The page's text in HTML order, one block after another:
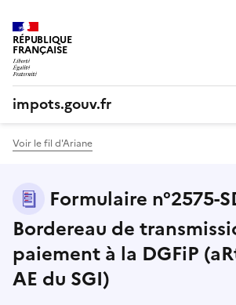
RÉPUBLIQUE
FRANÇAISE
impots.gouv.fr
Voir le fil d'Ariane
Formulaire n°2575-
Bordereau de
paiement à la DGFiP
AE du SGI)